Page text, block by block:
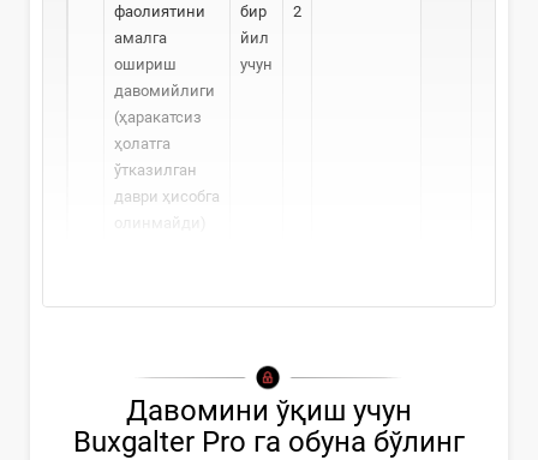
фаолиятини
амалга
ошириш
давомийлиги
(ҳаракатсиз
ҳолатга
ўтказилган
даври ҳисобга
олинмайди)
бир
йил
учун
2
Давомини ўқиш учун
Buxgalter Pro га обуна бўлинг